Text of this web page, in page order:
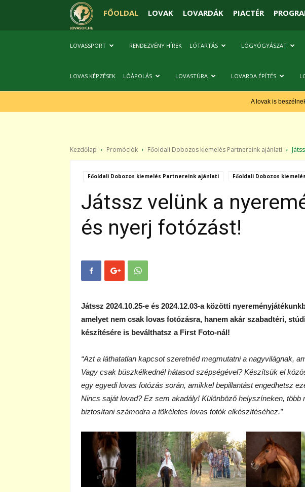
FŐOLDAL LOVAK LOVARDÁK PIACTÉR
LOVASSPORT RENDEZVÉNY HÍREK LÓTARTÁS LÓGYÓGYÁSZAT
LOVAS KÉPZÉSEK LÓÁPOLÁS LOVASTÚRA LOVARDA ÉPÍTÉS
A lovak is
Kezdőlap Promóciók Főoldali Dobozos kiemelés Partnereink ajánlati
Főoldali Dobozos kiemelés Partnereink ajánlati Főoldali Dobozos
Játssz velünk a
és nyerj fotózást!
Játssz 2024.10.25-e és 2024.12.03-a közötti
amelyet nem csak lovas fotózásra, hanem akár szabadtéri,
készítésére is beválthatsz a First Foto-nál!
“Azt a láthatatlan kapcsot szeretnéd megmutatni a nagyvilágnak,
Vagy csak büszkélkednél hátasod szépségével? Készítsük el
egy egyedi lovas fotózás során, amikkel bepillantást engedhetsz
Nincs saját lovad? Ez sem akadály! Különböző helyszíneken, több
biztosítani számodra a tökéletes lovas fotók elkészítéséhez.”